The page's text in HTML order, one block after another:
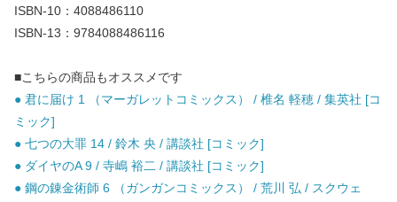
ISBN-10：4088486110
ISBN-13：9784088486116
■こちらの商品もオススメです
● 君に届け 1 （マーガレットコミックス） / 椎名 軽穂 / 集英社 [コ
ミック]
● 七つの大罪 14 / 鈴木 央 / 講談社 [コミック]
● ダイヤのA 9 / 寺嶋 裕二 / 講談社 [コミック]
● 鋼の錬金術師 6 （ガンガンコミックス） / 荒川 弘 / スクウェ